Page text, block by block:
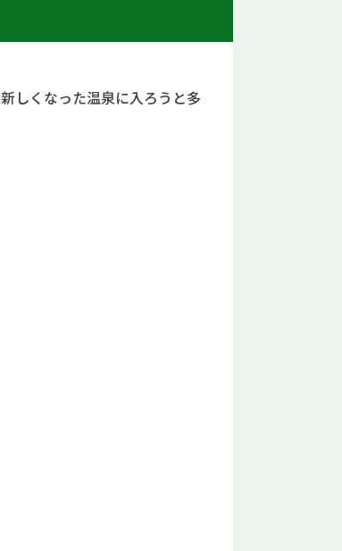
しくなった温泉に入ろうと多